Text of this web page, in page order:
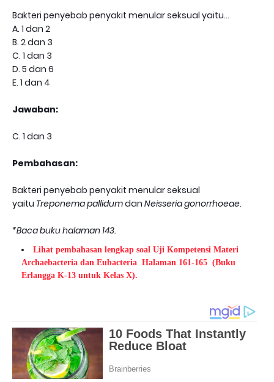
Bakteri penyebab penyakit menular seksual yaitu…
A. 1 dan 2
B. 2 dan 3
C. 1 dan 3
D. 5 dan 6
E. 1 dan 4
Jawaban:
C. 1 dan 3
Pembahasan:
Bakteri penyebab penyakit menular seksual
yaitu Treponema pallidumdan Neisseria gonorrhoeae.
*Baca buku halaman 143.
Lihat pembahasan lengkap soal Uji Kompetensi Materi
Archaebacteria dan Eubacteria Halaman 161-165 (Buku
Erlangga K-13 untuk Kelas X).